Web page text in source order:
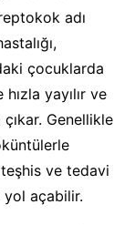
adı
çocuklarda
yayılır ve
Genellikle
teşhis ve tedavi
açabilir.